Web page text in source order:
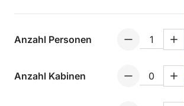
Anzahl Personen
Anzahl Kabinen